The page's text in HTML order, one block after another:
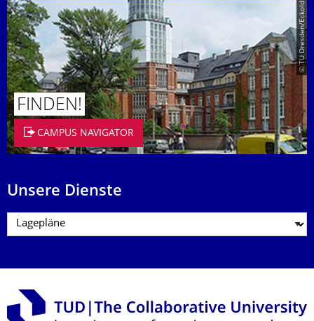
© TU Dresden/Eckold
FINDEN!
CAMPUS NAVIGATOR
Unsere Dienste